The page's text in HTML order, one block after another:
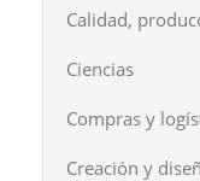
Calidad,
Ciencias
Compras y
Creación y